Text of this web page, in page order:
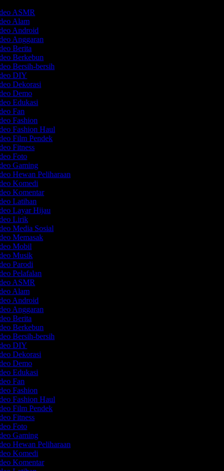
ASMR
Alam
Android
Anggaran
Berita
Berkebun
Bersih-bersih
DIY
Dekorasi
Demo
Edukasi
Fan
Fashion
Fashion Haul
Film Pendek
Fitness
Foto
Gaming
Hewan Peliharaan
Komedi
Komentar
Latihan
Layar Hijau
Lirik
Media Sosial
Memasak
Mobil
Musik
Parodi
Pelafalan
ASMR
Alam
Android
Anggaran
Berita
Berkebun
Bersih-bersih
DIY
Dekorasi
Demo
Edukasi
Fan
Fashion
Fashion Haul
Film Pendek
Fitness
Foto
Gaming
Hewan Peliharaan
Komedi
Komentar